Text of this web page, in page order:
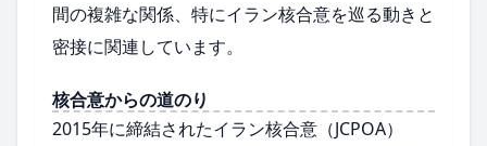
間の複雑な関係、特にイラン核合意を巡る動きと
密接に関連しています。
核合意からの道のり
2015年に締結されたイラン核合意（JCPOA）